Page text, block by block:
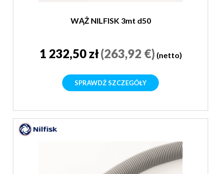
WĄŻ NILFISK 3mt d50
1 232,50 zł(263,92 €) (netto)
SPRAWDŹ SZCZEGÓŁY